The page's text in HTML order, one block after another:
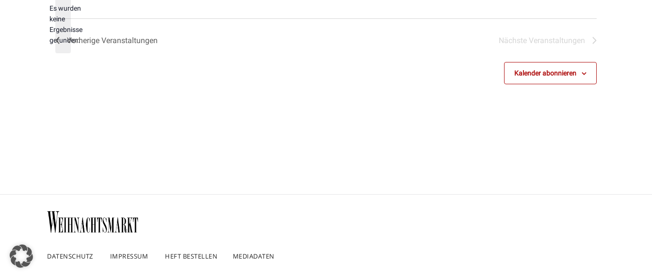
Hinweis
Es wurden
keine
Ergebnisse
gefunden.Vorherige Veranstaltungen Nächste Veranstaltungen
Kalender abonnieren
DATENSCHUTZ IMPRESSUM HEFT BESTELLEN MEDIADATEN